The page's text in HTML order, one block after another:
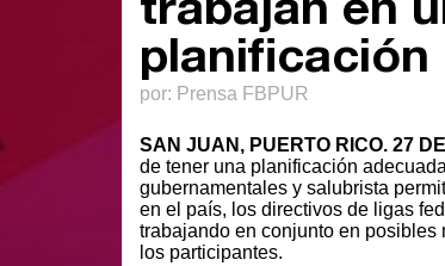
planificación
por: Prensa FBPUR
SAN JUAN, PUERTO RICO. 27
de tener una planificación
gubernamentales y salubrista
en el país, los directivos de ligas
trabajando en conjunto en
los participantes.